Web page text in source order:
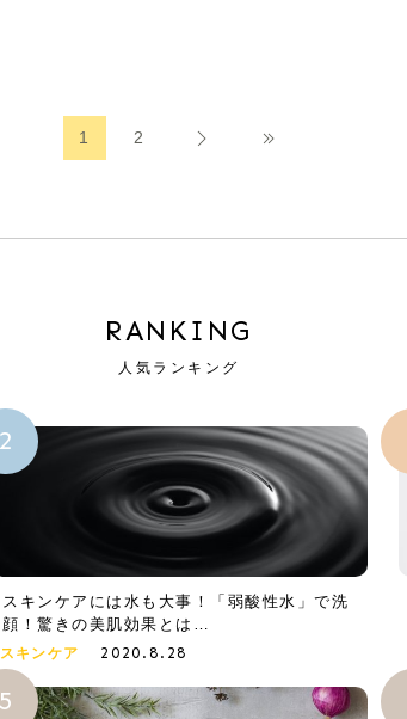
1 2
RANKING
人気ランキング
スキンケアには水も大事！「弱酸性水」で洗
顔！驚きの美肌効果とは…
スキンケア 2020.8.28